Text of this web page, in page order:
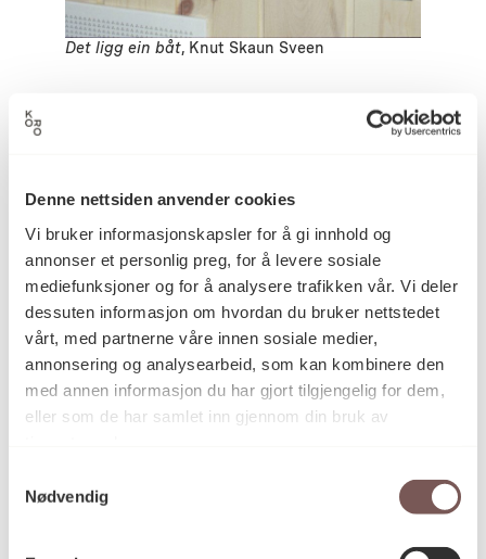
Denne nettsiden anvender cookies
Vi bruker informasjonskapsler for å gi innhold og
annonser et personlig preg, for å levere sosiale
mediefunksjoner og for å analysere trafikken vår. Vi deler
dessuten informasjon om hvordan du bruker nettstedet
vårt, med partnerne våre innen sosiale medier,
annonsering og analysearbeid, som kan kombinere den
med annen informasjon du har gjort tilgjengelig for dem,
eller som de har samlet inn gjennom din bruk av
Nødvendig
Det ligg ein båt, Knut Skaun Sveen
Datering
Kunstner Knut Skaun Sveen
Kategori Grafikk
Teknikk og